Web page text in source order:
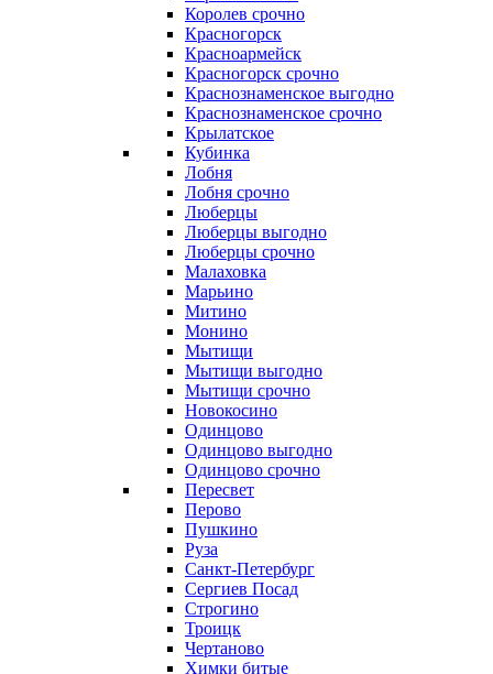
Королев срочно
Красногорск
Красноармейск
Красногорск срочно
Краснознаменское выгодно
Краснознаменское срочно
Крылатское
Кубинка
Лобня
Лобня срочно
Люберцы
Люберцы выгодно
Люберцы срочно
Малаховка
Марьино
Митино
Монино
Мытищи
Мытищи выгодно
Мытищи срочно
Новокосино
Одинцово
Одинцово выгодно
Одинцово срочно
Пересвет
Перово
Пушкино
Руза
Санкт-Петербург
Сергиев Посад
Строгино
Троицк
Чертаново
Химки битые